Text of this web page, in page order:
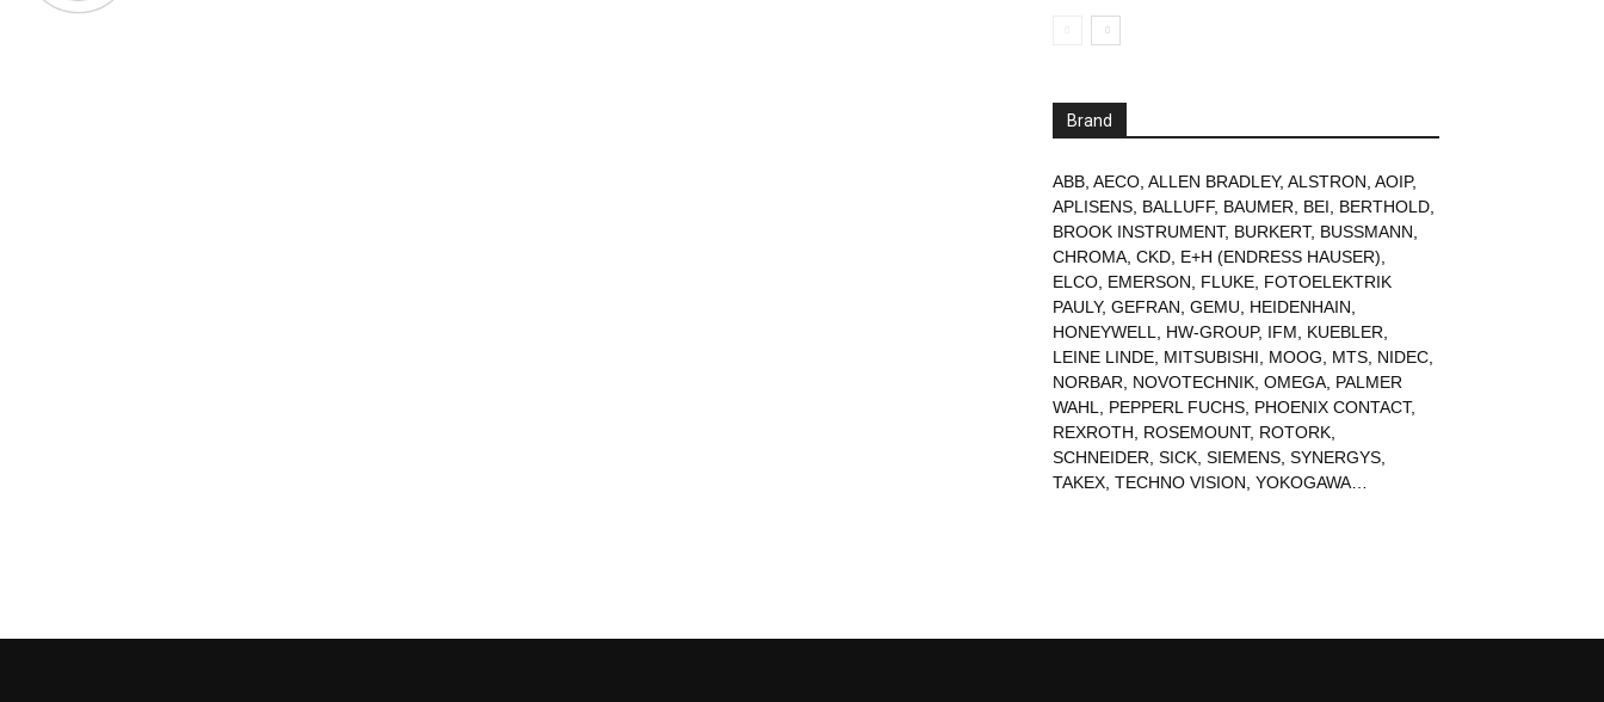
Brand
ABB AECO ALLEN BRADLEY, ALSTRON AOIP,
APLISENS BALLUFF, BAUMER BEI BERTHOLD
BROOK INSTRUMENT, BURKERT, BUSSMANN
CHROMA CKD E+H (ENDRESS HAUSER)
ELCO EMERSON FLUKE FOTOELEKTRIK
PAULY, GEFRAN GEMU HEIDENHAIN
HONEYWELL
HW-GROUP, IFM KUEBLER
LEINE LINDE MITSUBISHI MOOG MTS NIDEC
NORBAR
NOVOTECHNIK OMEGA PALMER
WAHL
PEPPERL FUCHS PHOENIX CONTACT,
REXROTH
ROSEMOUNT, ROTORK
SCHNEIDER SICK SIEMENS SYNERGYS
TAKEX TECHNO VISION YOKOGAWA